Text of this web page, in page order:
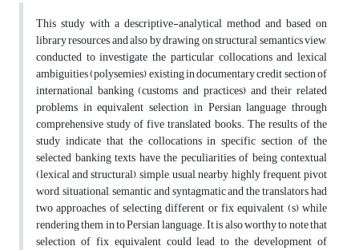
This study with a descriptive-analytical method and based on
library resources and also by drawing on structural semantics view,
conducted to investigate the particular collocations and lexical
ambiguities (polysemies) existing in documentary credit section of
international banking (customs and practices) and their related
problems in equivalent selection in Persian language through
comprehensive study of five translated books. The results of the
study indicate that the collocations in specific section of the
selected banking texts have the peculiarities of being contextual
(lexical and structural), simple, usual, nearby, highly frequent, pivot
word, situational, semantic and syntagmatic and the translators had
two approaches of selecting different or fix equivalent (s) while
rendering them in to Persian language. It is also worthy to note that
selection of fix equivalent could lead to the development of